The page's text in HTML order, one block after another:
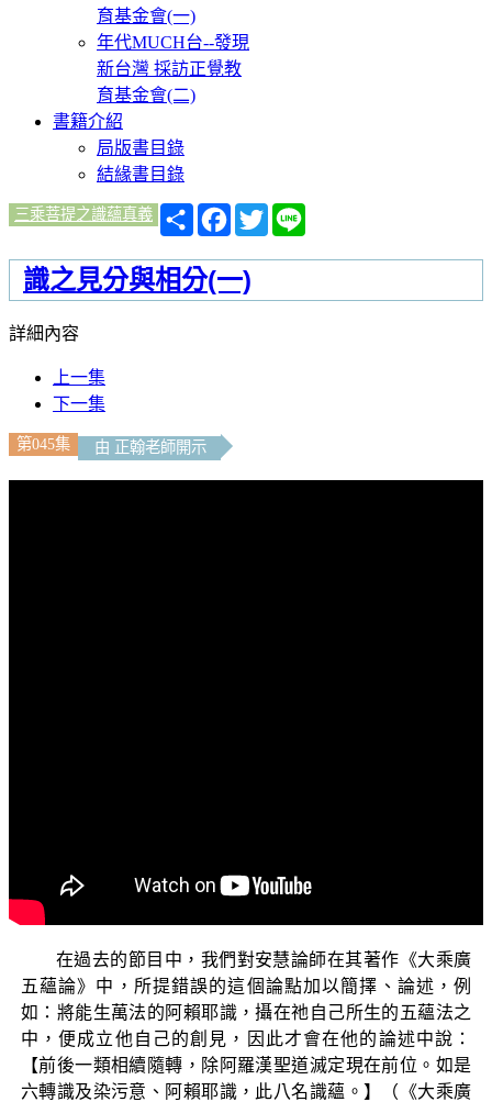
育基金會(一)
年代MUCH台--發現
新台灣 採訪正覺教
育基金會(二)
書籍介紹
局版書目錄
結緣書目錄
三乘菩提之識蘊真義
分
享
Facebook
Twitter
識之見分與相分(一)
詳細內容
上一集
下一集
第045集 由 正翰老師開示
人能有依止之處，在佛道上能不偏斜而不斷增上，得大利
益。
在過去的節目中，我們對安慧論師在其著作《大乘廣
五蘊論》中，所提錯誤的這個論點加以簡擇、論述，例
如：將能生萬法的阿賴耶識，攝在祂自己所生的五蘊法之
中，便成立他自己的創見，因此才會在他的論述中說：
【前後一類相續隨轉，除阿羅漢聖道滅定現在前位。如是
六轉識及染污意、阿賴耶識，此八名識蘊。】（《大乘廣